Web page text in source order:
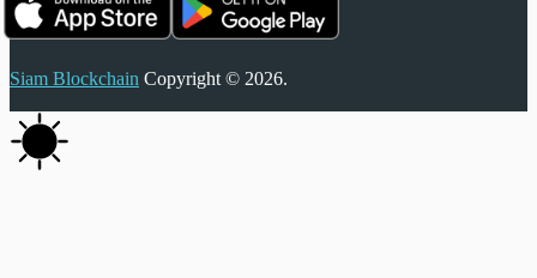
Siam Blockchain Copyright © 2026.